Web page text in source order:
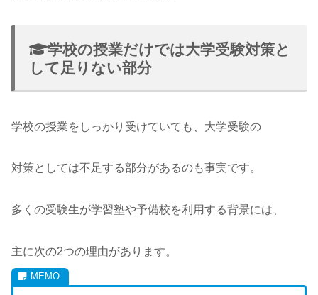
学校の授業だけでは大学受験対策と
して足りない部分
学校の授業をしっかり受けていても、大学受験の
対策としては不足する部分があるのも事実です。
多くの受験生が学習塾や予備校を利用する背景には、
主に次の2つの理由があります。